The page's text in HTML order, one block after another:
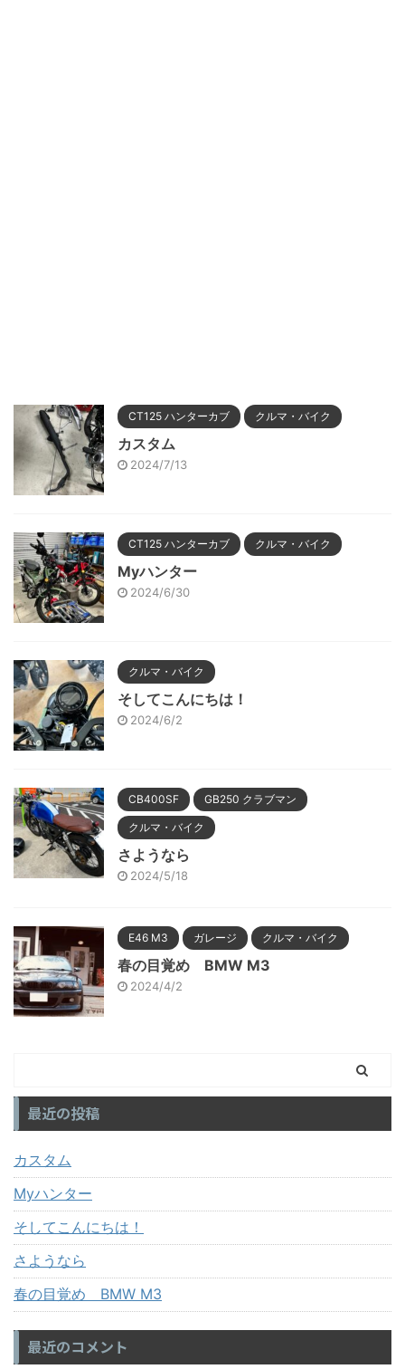
CT125 ハンターカブ クルマ・バイク
カスタム
2024/7/13
CT125 ハンターカブ クルマ・バイク
Myハンター
2024/6/30
クルマ・バイク
そしてこんにちは！
2024/6/2
CB400SF GB250 クラブマン
クルマ・バイク
さようなら
2024/5/18
E46 M3 ガレージ クルマ・バイク
春の目覚め BMW M3
2024/4/2
最近の投稿
カスタム
Myハンター
そしてこんにちは！
さようなら
春の目覚め BMW M3
最近のコメント